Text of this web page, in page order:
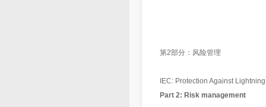
第2部分：风险管理
IEC: Protection Against Lightning
Part 2: Risk management